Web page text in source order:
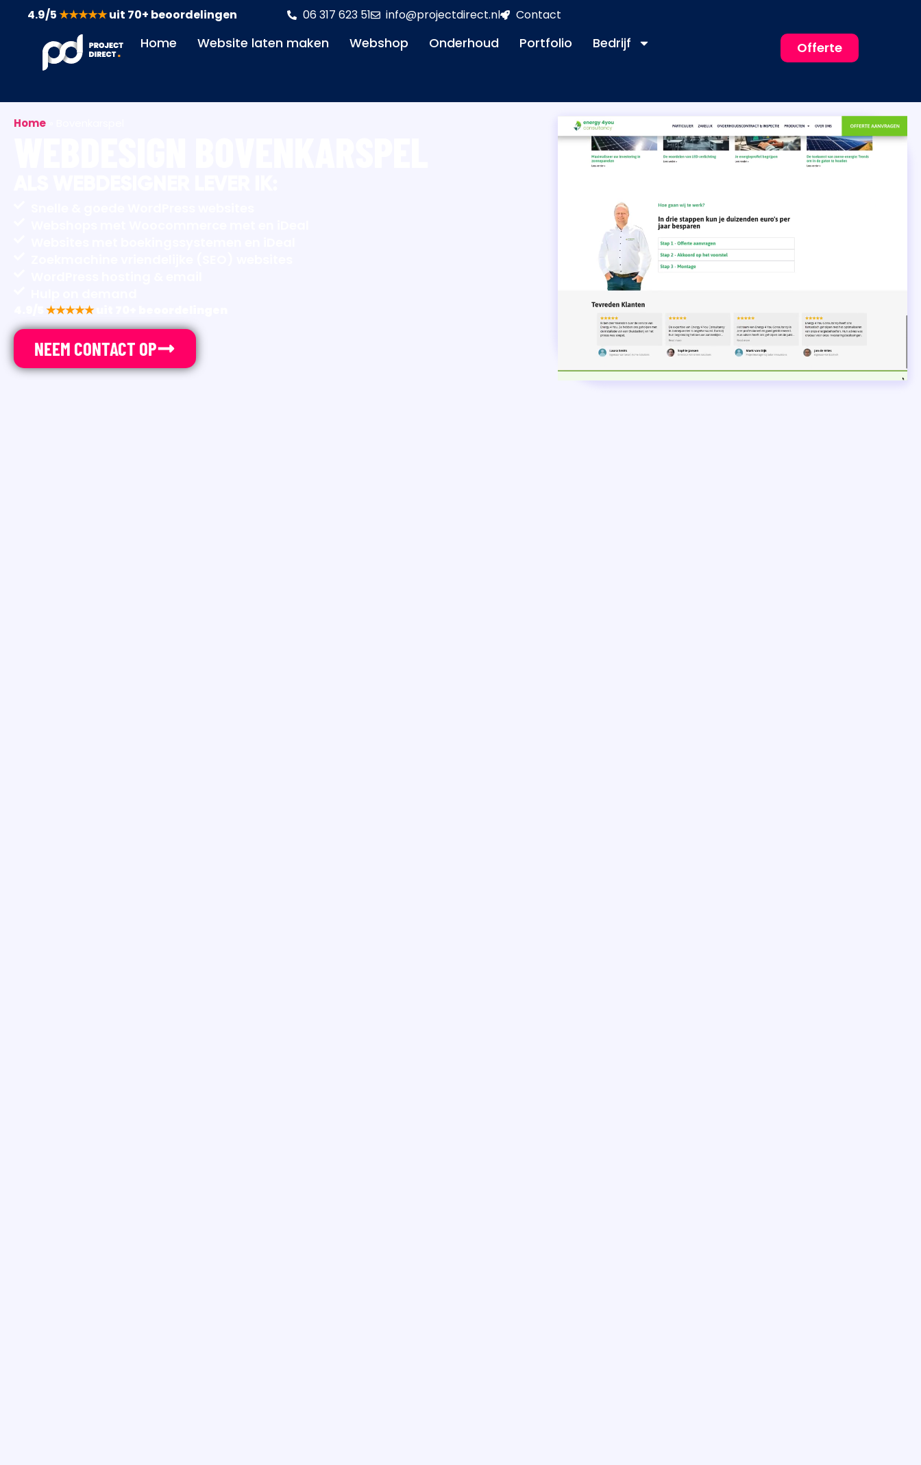
4.9/5★★★★★uit 70+ beoordelingen 06 317 623 51 info@projectdirect.nl Contact
Home Website laten maken Webshop Onderhoud Portfolio Bedrijf Offerte
Home
★★★★★
NEEM CONTACT OP